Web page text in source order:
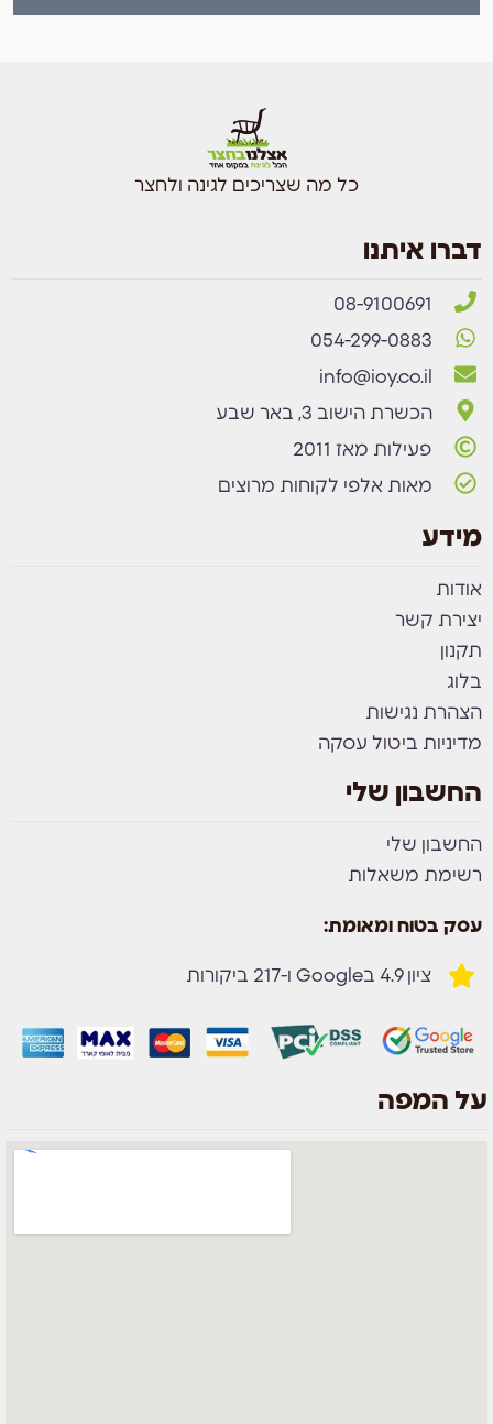
כל מה שצריכים לגינה ולחצר
דברו איתנו
08-9100691
054-299-0883
info@ioy.co.il
הכשרת הישוב 3, באר שבע
פעילות מאז 2011
מאות אלפי לקוחות מרוצים
מידע
אודות
יצירת קשר
תקנון
בלוג
הצהרת נגישות
מדיניות ביטול עסקה
החשבון שלי
החשבון שלי
רשימת משאלות
עסק בטוח ומאומת:
ציון 4.9 בGoogle ו-217 ביקורות
על המפה